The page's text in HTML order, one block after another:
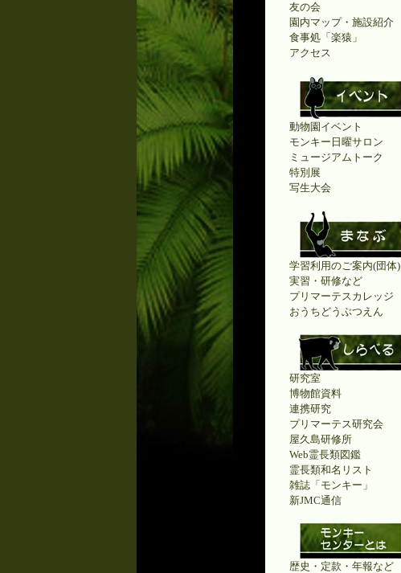
友の会
園内マップ・施設紹介
食事処「楽猿」
アクセス
動物園イベント
モンキー日曜サロン
ミュージアムトーク
特別展
写生大会
学習利用のご案内(団体)
実習・研修など
プリマーテスカレッジ
おうちどうぶつえん
研究室
博物館資料
連携研究
プリマーテス研究会
屋久島研修所
Web霊長類図鑑
霊長類和名リスト
雑誌「モンキー」
新JMC通信
歴史・定款・年報など